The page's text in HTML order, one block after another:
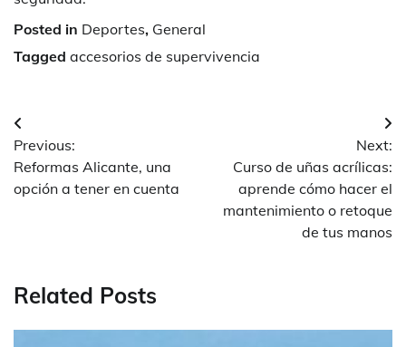
Posted in Deportes, General
Tagged accesorios de supervivencia
Navegación
de
entradas
Previous:
Reformas Alicante, una
opción a tener en cuenta
Next:
Curso de uñas acrílicas:
aprende cómo hacer el
mantenimiento o retoque
de tus manos
Related Posts